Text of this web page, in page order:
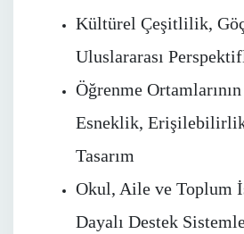
Kültürel Çeşitlilik,
Uluslararası
Öğrenme
Esneklik,
Tasarım
Okul, Aile ve Toplum
Dayalı Destek